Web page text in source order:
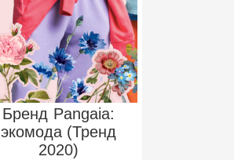
Бренд Pangaia:
экомода (Тренд
2020)